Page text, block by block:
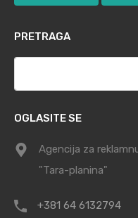
PRETRAGA
OGLASITE SE
Agencija za
"Tara-planina"
+381 64 6132794